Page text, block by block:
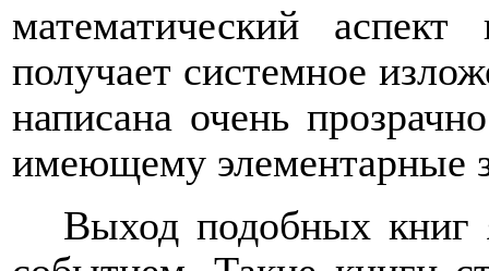
математический
получает системное
написана очень
имеющему элементарные
Выход подобных книг